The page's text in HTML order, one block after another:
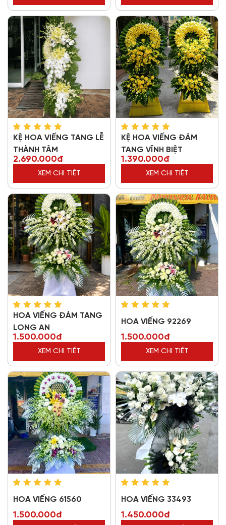
KỆ HOA VIẾNG TANG LỄ
THÀNH TÂM
2.690.000đ
XEM CHI TIẾT
KỆ HOA VIẾNG ĐÁM
TANG VĨNH BIỆT
1.390.000đ
XEM CHI TIẾT
HOA VIẾNG ĐÁM TANG
LONG AN
1.500.000đ
XEM CHI TIẾT
HOA VIẾNG 92269
1.500.000đ
XEM CHI TIẾT
HOA VIẾNG 61560
1.500.000đ
HOA VIẾNG 33493
1.450.000đ